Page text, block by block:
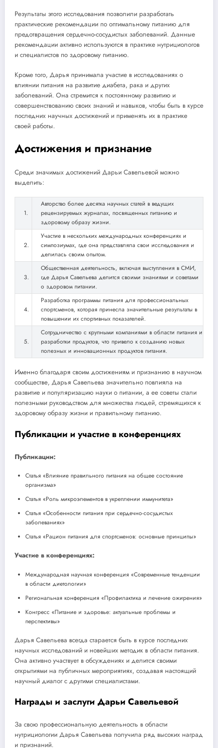
Результаты этого исследования позволили разработать
практические рекомендации по оптимальному питанию для
предотвращения сердечно-сосудистых заболеваний. Данные
рекомендации активно используются в практике нутрициологов
и специалистов по здоровому питанию.
Кроме того, Дарья принимала участие в исследованиях о
влиянии питания на развитие диабета, рака и других
заболеваний. Она стремится к постоянному развитию и
совершенствованию своих знаний и навыков, чтобы быть в курсе
последних научных достижений и применять их в практике
своей работы.
Достижения и признание
Среди значимых достижений Дарьи Савельевой можно
выделить:
1.
Авторство более десятка научных статей в ведущих
рецензируемых журналах, посвященных питанию и
здоровому образу жизни.
2.
Участие в нескольких международных конференциях и
симпозиумах, где она представляла свои исследования и
делилась своим опытом.
3.
Общественная деятельность, включая выступления в СМИ,
где Дарья Савельева делится своими знаниями и советами
о здоровом питании.
4.
Разработка программы питания для профессиональных
спортсменов, которая принесла значительные результаты в
повышении их спортивных показателей.
5.
Сотрудничество с крупными компаниями в области питания и
разработки продуктов, что привело к созданию новых
полезных и инновационных продуктов питания.
Именно благодаря своим достижениям и признанию в научном
сообществе, Дарья Савельева значительно повлияла на
развитие и популяризацию науки о питании, а ее советы стали
полезными руководством для множества людей, стремящихся к
здоровому образу жизни и правильному питанию.
Публикации и участие в конференциях
Публикации:
Статья «Влияние правильного питания на общее состояние
организма»
Статья «Роль микроэлементов в укреплении иммунитета»
Статья «Особенности питания при сердечно-сосудистых
заболеваниях»
Статья «Рацион питания для спортсменов: основные принципы»
Участие в конференциях:
Международная научная конференция «Современные тенденции
в области диетологии»
Региональная конференция «Профилактика и лечение ожирения»
Конгресс «Питание и здоровье: актуальные проблемы и
перспективы»
Дарья Савельева всегда старается быть в курсе последних
научных исследований и новейших методик в области питания.
Она активно участвует в обсуждениях и делится своими
открытиями на публичных мероприятиях, создавая настоящий
научный диалог с другими специалистами.
Награды и заслуги Дарьи Савельевой
За свою профессиональную деятельность в области
нутрициологии Дарья Савельева получила ряд высоких наград
и признаний.